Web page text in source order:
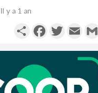
Il y a 1 an
PartagerFacebookTwitterEmail